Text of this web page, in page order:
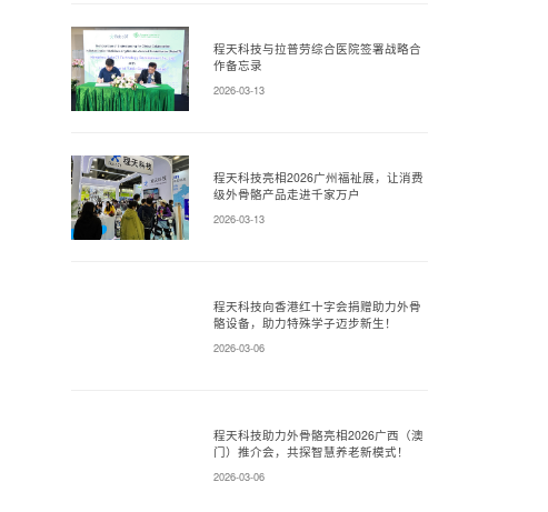
程天科技与拉普劳综合医院签署战略合
作备忘录
2026-03-13
程天科技亮相2026广州福祉展，让消费
级外骨骼产品走进千家万户
2026-03-13
程天科技向香港红十字会捐赠助力外骨
骼设备，助力特殊学子迈步新生！
2026-03-06
程天科技助力外骨骼亮相2026广西（澳
门）推介会，共探智慧养老新模式！
2026-03-06